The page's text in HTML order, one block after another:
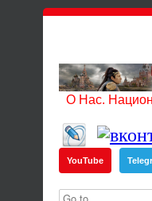
О Нас.
YouTube